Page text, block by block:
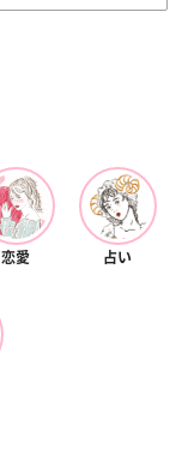
恋愛 占い